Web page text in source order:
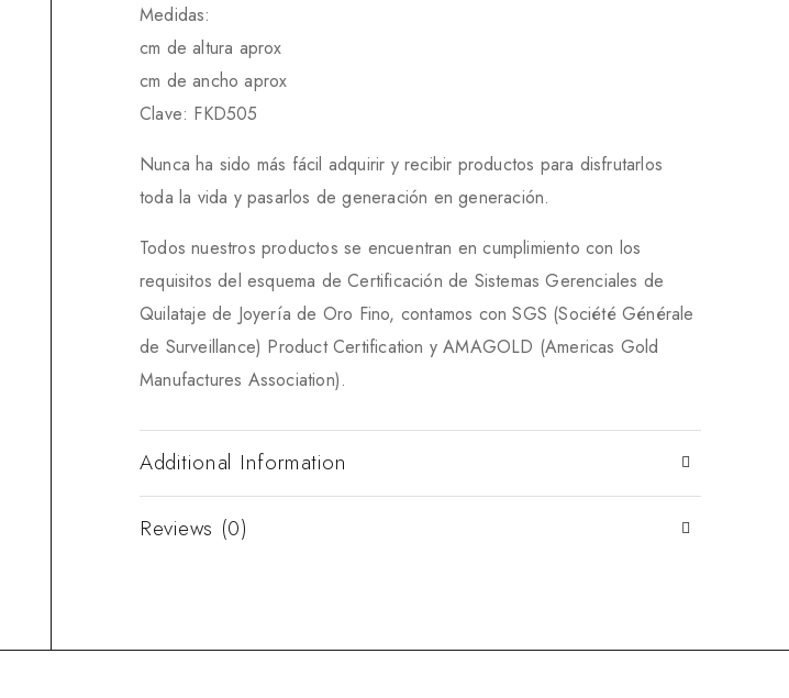
Medidas:
cm de altura aprox
cm de ancho aprox
Clave: FKD505
Nunca ha sido más fácil adquirir y recibir productos para disfrutarlos
toda la vida y pasarlos de generación en generación.
Todos nuestros productos se encuentran en cumplimiento con los
requisitos del esquema de Certificación de Sistemas Gerenciales de
Quilataje de Joyería de Oro Fino, contamos con SGS (Société Générale
de Surveillance) Product Certification y AMAGOLD (Americas Gold
Manufactures Association).
Additional Information
Reviews (0)